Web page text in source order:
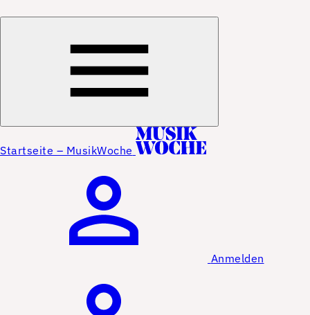
Startseite – MusikWoche
Anmelden